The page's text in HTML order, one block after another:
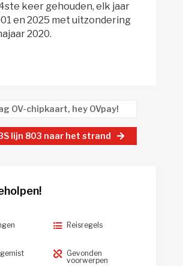
keer gehouden, elk jaar
en 2025 met uitzondering
2020.
OV-chipkaart, hey OVpay!
lijn 803 naar het strand
Reisregels
Gevonden
voorwerpen